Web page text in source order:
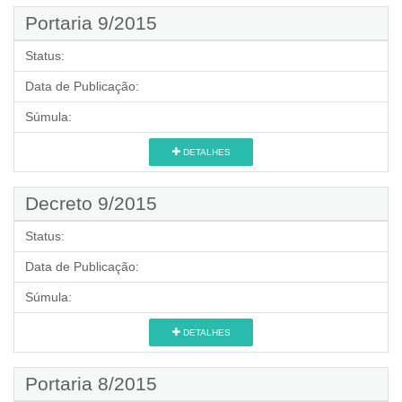
Portaria 9/2015
Status:
Data de Publicação:
Súmula:
DETALHES
Decreto 9/2015
Status:
Data de Publicação:
Súmula:
DETALHES
Portaria 8/2015